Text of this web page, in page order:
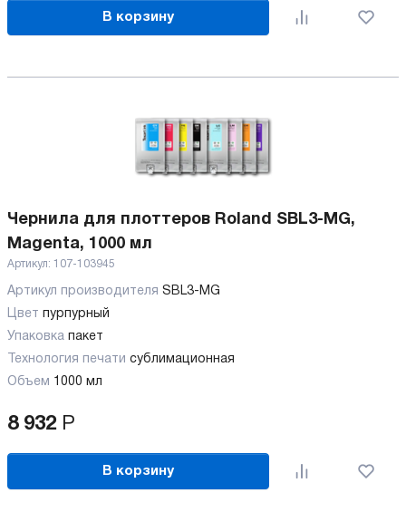
В корзину
Чернила для плоттеров Roland SBL3-MG,
Magenta, 1000 мл
Артикул: 107-103945
Артикул производителя SBL3-MG
Цвет пурпурный
Упаковка пакет
Технология печати сублимационная
Объем
1000 мл
8 932 Р
В корзину